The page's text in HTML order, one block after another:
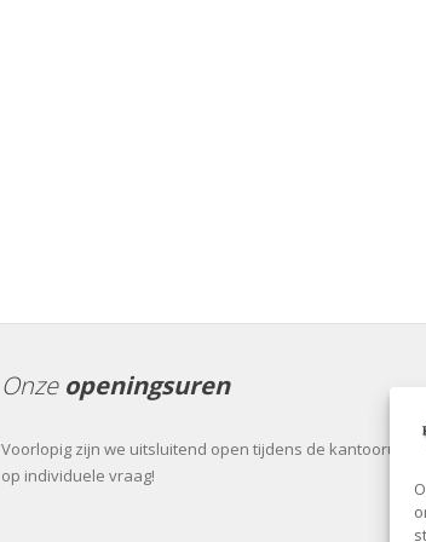
Onzeopeningsuren
Voorlopig zijn we uitsluitend open tijdens de
op individuele vraag!